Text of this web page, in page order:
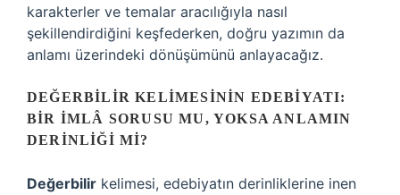
karakterler ve temalar aracılığıyla nasıl
şekillendirdiğini keşfederken, doğru yazımın da
anlamı üzerindeki dönüşümünü anlayacağız.
DEĞERBILIR KELIMESININ EDEBIYATI:
BIR İMLÂ SORUSU MU, YOKSA ANLAMIN
DERINLIĞI MI?
Değerbilir kelimesi, edebiyatın derinliklerine inen